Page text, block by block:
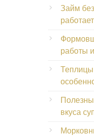
Займ
работает
работы
Теплицы
вкуса